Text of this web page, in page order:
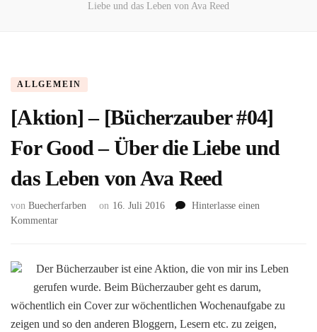
Liebe und das Leben von Ava Reed
ALLGEMEIN
[Aktion] – [Bücherzauber #04]
For Good – Über die Liebe und
das Leben von Ava Reed
von Buecherfarben on 16. Juli 2016
Hinterlasse einen
Kommentarzu
[Bücherzauber
For
Good
–
Der Bücherzauber ist eine Aktion, die von mir ins Leben
gerufen wurde. Beim Bücherzauber geht es darum,
wöchentlich ein Cover zur wöchentlichen Wochenaufgabe zu
zeigen und so den anderen Bloggern, Lesern etc. zu zeigen,